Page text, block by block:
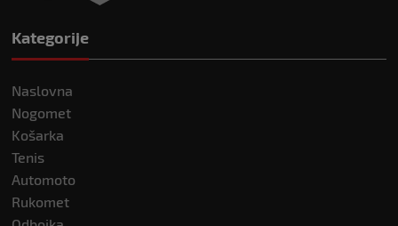
Kategorije
Naslovna
Nogomet
Košarka
Tenis
Automoto
Rukomet